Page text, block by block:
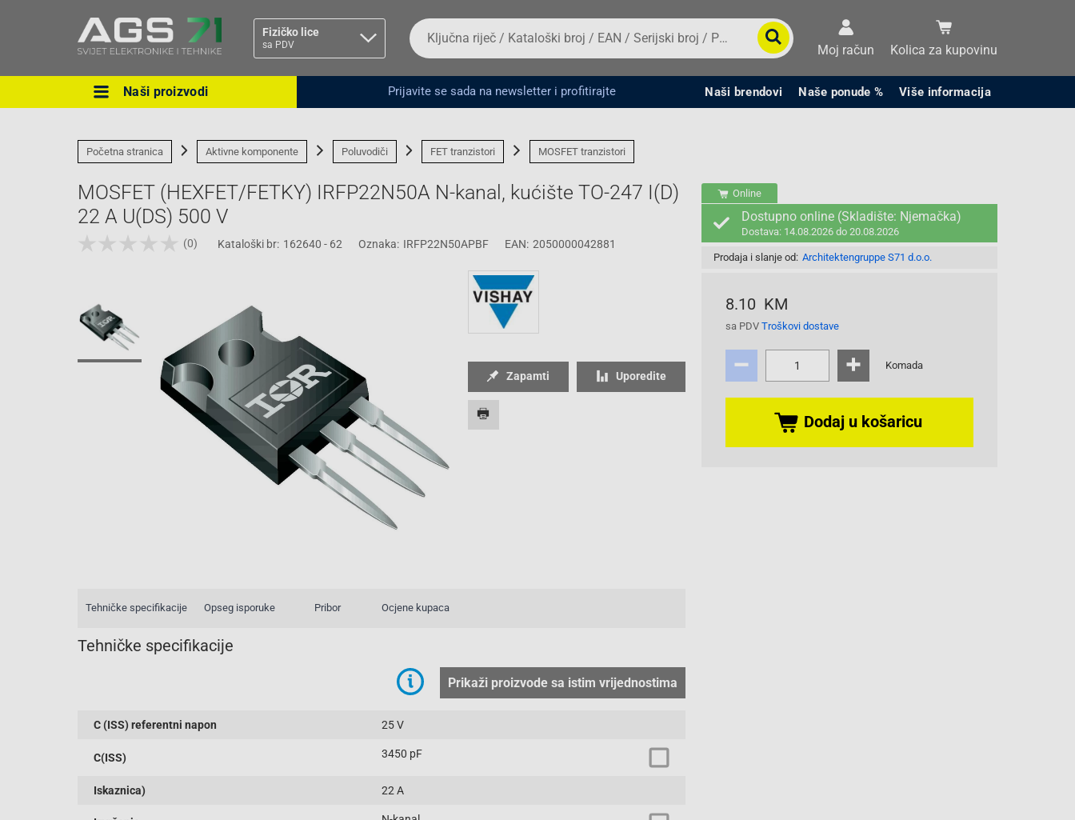
Fizičko lice
sa PDV
Ova postavka prilagođava asortiman proizvoda i
Pravno lice Fizičko lice
Da
biste
potražili
proizvod,
unesite
broj,
EAN
serijski
Moj račun Kolica za kupovinu
Naši proizvodi Prijavite se sada na newsletter i profitirajte Naši brendovi Naše ponude % Više informacija
Početna stranica Aktivne komponente Poluvodiči FET tranzistori MOSFET tranzistori
MOSFET (HEXFET/FETKY) IRFP22N50A N-kanal, kućište TO-247 I(D)
22 A U(DS) 500 V
(0) Kataloški br: 162640 - 62 Oznaka: IRFP22N50APBF EAN: 2050000042881
Online
Dostupno online (Skladište: Njemačka)
Dostava: 14.08.2026 do 20.08.2026
Prodaja i slanje od: Architektengruppe S71 d.o.o.
8.10 KM
sa PDV Troškovi dostave
Komada
Dodaj u košaricu
Zapamti Uporedite
Tehničke specifikacije Opseg isporuke Pribor Ocjene kupaca
Tehničke specifikacije
Prikaži proizvode sa istim vrijednostima
C (ISS) referentni napon 25 V
C(ISS) 3450 pF
Iskaznica) 22 A